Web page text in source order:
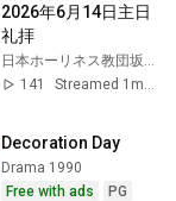
2026年6月14日主日
礼拝
141
Decoration Day
Drama 1990
Free with ads
PG